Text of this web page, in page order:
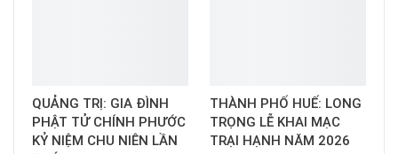
QUẢNG TRỊ: GIA ĐÌNH
PHẬT TỬ CHÍNH PHƯỚC
KỶ NIỆM CHU NIÊN LẦN
THÀNH PHỐ HUẾ: LONG
TRỌNG LỄ KHAI MẠC
TRẠI HẠNH NĂM 2026